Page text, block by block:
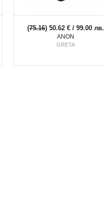
(75.16) 50.62 € / 99.00 лв.
ANON
GRETA